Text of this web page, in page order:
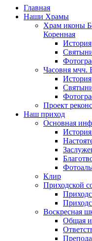
Главная
Наши Храмы
Храм иконы
Коренная
История
Часовня мчч.
История
Проект
Наш приход
Основная
Клир
Приходской
Воскресная
Общая